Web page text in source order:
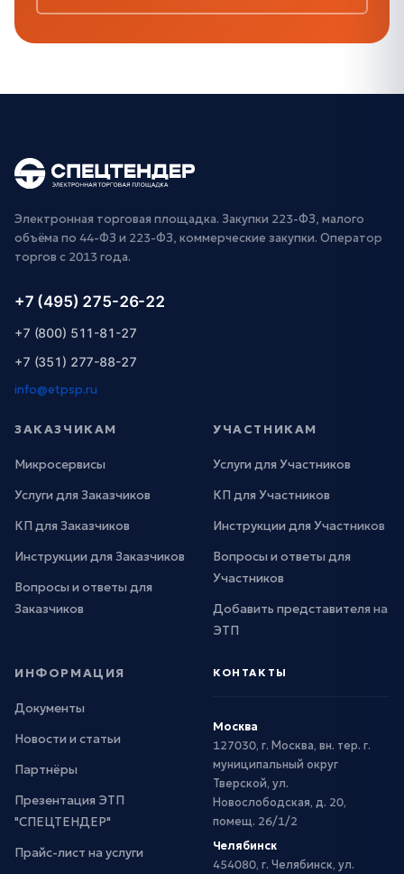
Электронная торговая площадка. Закупки 223-ФЗ, малого
объёма по 44-ФЗ и 223-ФЗ, коммерческие закупки. Оператор
торгов с 2013 года.
+7 (495) 275-26-22
+7 (800) 511-81-27
+7 (351) 277-88-27
info@etpsp.ru
ЗАКАЗЧИКАМ
Микросервисы
Услуги для Заказчиков
КП для Заказчиков
Инструкции для Заказчиков
Вопросы и ответы для
Заказчиков
УЧАСТНИКАМ
Услуги для Участников
КП для Участников
Инструкции для Участников
Вопросы и ответы для
Участников
Добавить представителя на
ЭТП
ИНФОРМАЦИЯ
Документы
Новости и статьи
Партнёры
Презентация ЭТП
"СПЕЦТЕНДЕР"
Прайс-лист на услуги
КОНТАКТЫ
Москва
127030, г. Москва, вн. тер. г.
муниципальный округ
Тверской, ул.
Новослободская, д. 20,
помещ. 26/1/2
Челябинск
454080, г. Челябинск, ул.